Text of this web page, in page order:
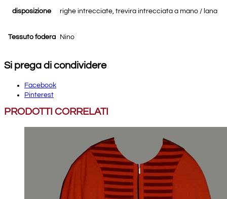
disposizione righe intrecciate, trevira intrecciata a mano / lana
Tessuto fodera Nino
Si prega di condividere
Facebook
Pinterest
PRODOTTI CORRELATI